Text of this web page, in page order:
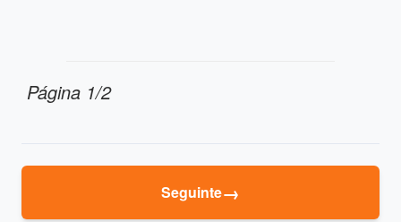
Página 1/2
Seguinte→